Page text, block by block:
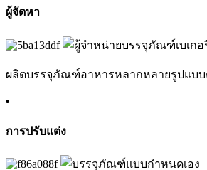
ผู้จัดหา
ผลิตบรรจุภัณฑ์อาหารหลากหลายรูปแบ
การปรับแต่ง